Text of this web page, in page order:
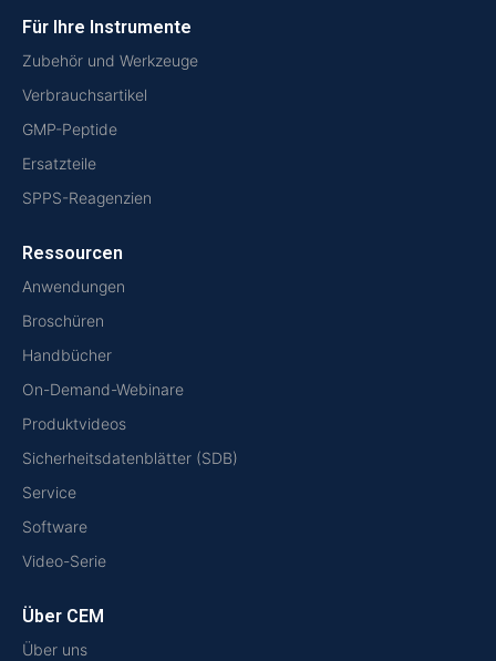
Für Ihre Instrumente
Zubehör und Werkzeuge
Verbrauchsartikel
GMP-Peptide
Ersatzteile
SPPS-Reagenzien
Ressourcen
Anwendungen
Broschüren
Handbücher
On-Demand-Webinare
Produktvideos
Sicherheitsdatenblätter (SDB)
Service
Software
Video-Serie
Über CEM
Über uns